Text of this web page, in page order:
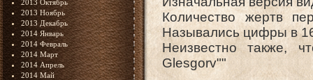
2013 Октябрь
2013 Ноябрь
2013 Декабрь
2014 Январь
2014 Февраль
2014 Март
2014 Апрель
2014 Май
Количество жертв
Назывались цифры в
Неизвестно также,
Glesgorv""